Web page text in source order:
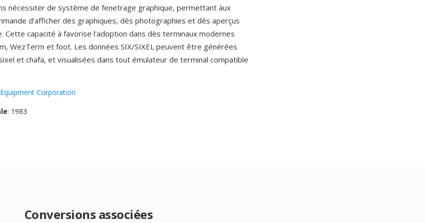
nécessiter de système de fenetrage graphique, permettant àux
d'afficher dès graphiques, dès photographies et dès aperçus
Cette capacité à favorise l'adoption dans dès terminaux modernes
WezTerm et foot. Les données SIX/SIXEL peuvent être générées
et chafa, et visualisées dans tout émulateur de terminal compatible
Corporation
: 1983
Conversions associées